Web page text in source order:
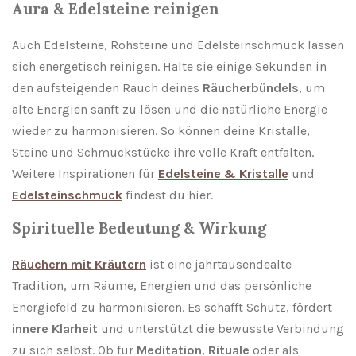
Aura & Edelsteine reinigen
Auch Edelsteine, Rohsteine und Edelsteinschmuck lassen
sich energetisch reinigen. Halte sie einige Sekunden in
den aufsteigenden Rauch deines Räucherbündels, um
alte Energien sanft zu lösen und die natürliche Energie
wieder zu harmonisieren. So können deine Kristalle,
Steine und Schmuckstücke ihre volle Kraft entfalten.
Weitere Inspirationen für Edelsteine & Kristalle und
Edelsteinschmuck findest du hier.
Spirituelle Bedeutung & Wirkung
Räuchern mit Kräutern ist eine jahrtausendealte
Tradition, um Räume, Energien und das persönliche
Energiefeld zu harmonisieren. Es schafft Schutz, fördert
innere Klarheit und unterstützt die bewusste Verbindung
zu sich selbst. Ob für Meditation, Rituale oder als